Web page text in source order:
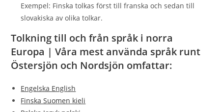
Exempel: Finska tolkas först till franska och sedan till
slovakiska av olika tolkar.
Tolkning till och från språk i norra
Europa | Våra mest använda språk runt
Östersjön och Nordsjön omfattar:
Engelska English
Finska Suomen kieli